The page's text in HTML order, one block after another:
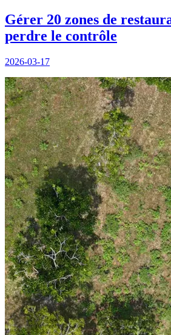
Gérer 20 zones de
perdre le contrôle
2026-03-17